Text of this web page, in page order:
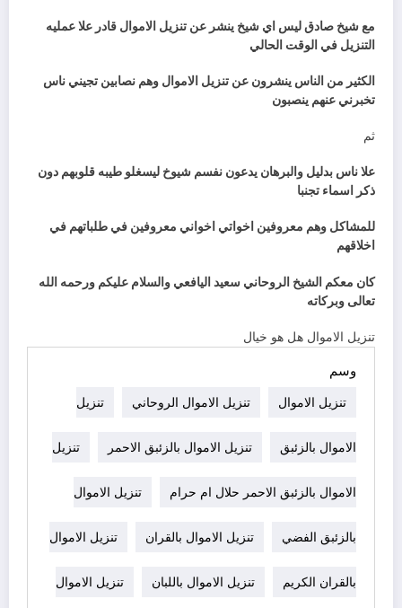
مع شيخ صادق ليس اي شيخ ينشر عن تنزيل الاموال قادر علا عمليه
التنزيل في الوقت الحالي
الكثير من الناس ينشرون عن تنزيل الاموال وهم نصابين تجيني ناس
تخبرني عنهم ينصبون
ثم
علا ناس بدليل والبرهان يدعون نفسم شيوخ ليسغلو طيبه قلوبهم دون
ذكر اسماء تجنبا
للمشاكل وهم معروفين اخواتي اخواني معروفين في طلباتهم في
اخلاقهم
كان معكم الشيخ الروحاني سعيد اليافعي والسلام عليكم ورحمه الله
تعالى وبركاته
تنزيل الاموال هل هو خيال
وسم
تنزيل الاموال تنزيل الاموال الروحاني تنزيل
الاموال بالزئبق تنزيل الاموال بالزئبق الاحمر تنزيل
الاموال بالزئبق الاحمر حلال ام حرام تنزيل الاموال
بالزئبق الفضي تنزيل الاموال بالقران تنزيل الاموال
بالقران الكريم تنزيل الاموال باللبان تنزيل الاموال